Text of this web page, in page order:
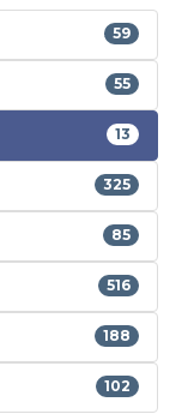
59
55
13
325
85
516
188
102